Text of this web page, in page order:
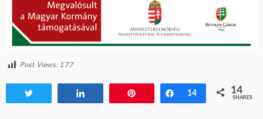
Post Views:177
Share
14 14
SHARES